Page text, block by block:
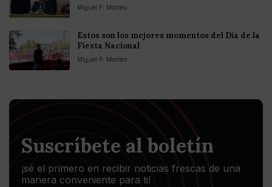
Miguel P. Montes
Estos son los mejores momentos del Día de la
Fiesta Nacional
Miguel P. Montes
Suscríbete al boletín
¡sé el primero en recibir noticias frescas de una
manera conveniente para ti!